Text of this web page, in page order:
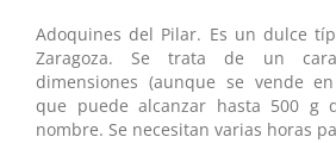
Adoquines del Pilar. Es un dulce
Zaragoza. Se trata de un
dimensiones (aunque se vende
que puede alcanzar hasta 500 g
nombre. Se necesitan varias horas